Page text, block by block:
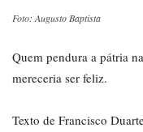
Foto: Augusto Baptista
Quem pendura a pátria
mereceria ser feliz.
Texto de Francisco